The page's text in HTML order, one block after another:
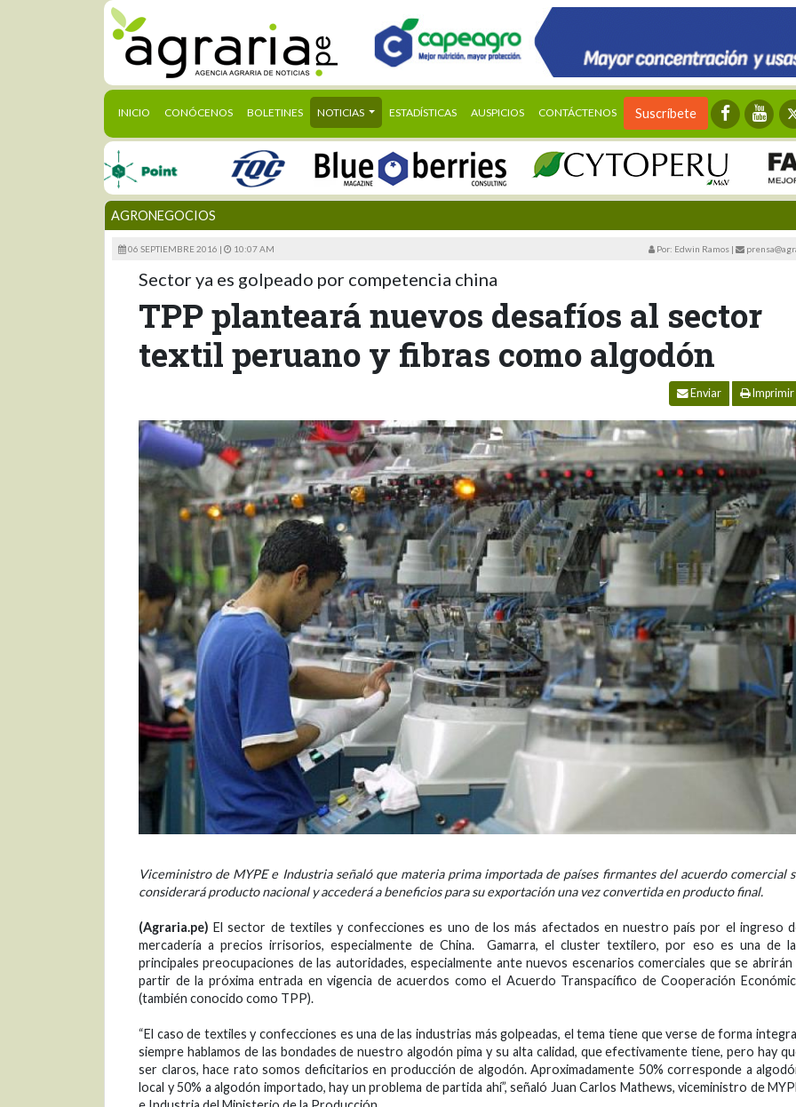
INICIO (CURRENT)
CONÓCENOS BOLETINES NOTICIAS ESTADÍSTICAS AUSPICIOS CONTÁCTENOS Suscríbete
AGRONEGOCIOS
06 SEPTIEMBRE 2016 | 10:07 AM Por: Edwin Ramos |
Sector ya es golpeado por competencia china
TPP planteará nuevos desafíos al sector
textil peruano y fibras como algodón
Enviar Imprimir
Viceministro de MYPE e Industria señaló que materia prima importada de países firmantes del acuerdo comercial
considerará producto nacional y accederá a beneficios para su exportación una vez convertida en producto final.
(Agraria.pe) El sector de textiles y confecciones es uno de los más afectados en nuestro país por el ingreso
mercadería a precios irrisorios, especialmente de China. Gamarra, el cluster textilero, por eso es una de
principales preocupaciones de las autoridades, especialmente ante nuevos escenarios comerciales que se abrirán
partir de la próxima entrada en vigencia de acuerdos como el Acuerdo Transpacífico de Cooperación
(también conocido como TPP).
“El caso de textiles y confecciones es una de las industrias más golpeadas, el tema tiene que verse de forma
siempre hablamos de las bondades de nuestro algodón pima y su alta calidad, que efectivamente tiene, pero hay
ser claros, hace rato somos deficitarios en producción de algodón. Aproximadamente 50% corresponde a
local y 50% a algodón importado, hay un problema de partida ahí”, señaló Juan Carlos Mathews, viceministro de